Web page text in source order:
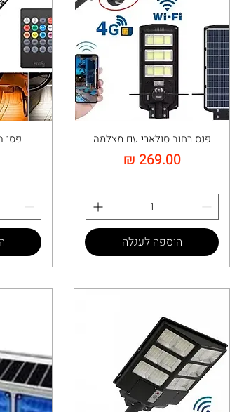
פנס רחוב סולארי עם מצלמה
מחיר‏269.00 ‏₪
הוספה לעגלה
פסי